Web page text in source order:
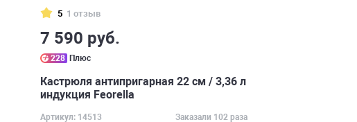
5 1 отзыв
7 590 руб.
228 Плюс
Кастрюля антипригарная 22 см / 3,36 л
индукция Feorella
Артикул: 14513
Заказали 102 раза